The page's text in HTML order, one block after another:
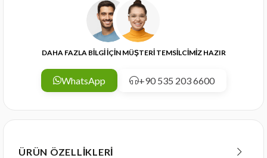
DAHA FAZLA BİLGİ İÇİN MÜŞTERİ TEMSİLCİMİZ HAZIR
WhatsApp +90 535 203 6600
ÜRÜN ÖZELLIKLERI